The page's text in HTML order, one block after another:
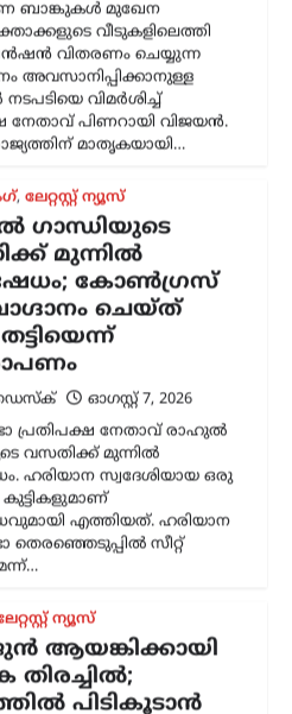
അവസാനിപ്പിക്കാനുള്ള
വിമർശിച്ച്
നേതാവ് പിണറായി വിജയൻ.
മാതൃകയായി…
,ലേറ്റസ്റ്റ് ന്യൂസ്
മുന്നിൽ
കോൺഗ്രസ്
ചെയ്ത്
ഓഗസ്റ്റ്‌ 7, 2026
പ്രതിപക്ഷ നേതാവ് രാഹുൽ
വസതിക്ക് മുന്നിൽ
കുട്ടികളുമാണ്
എത്തിയത്. ഹരിയാന
തെരഞ്ഞെടുപ്പിൽ സീറ്റ്
ന്യൂസ്
ആയങ്കിക്കായി
തിരച്ചില്‍;
പിടികൂടാന്‍
നല്‍കി രമേശ്